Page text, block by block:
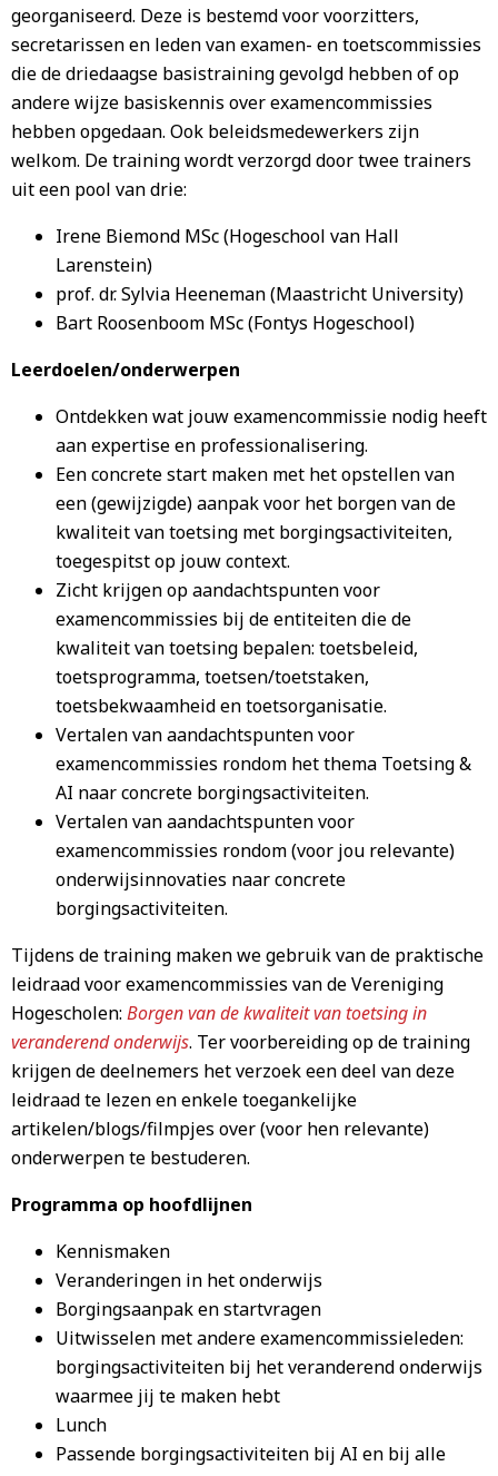
georganiseerd. Deze is bestemd voor voorzitters,
secretarissen en leden van examen- en toetscommissies
die de driedaagse basistraining gevolgd hebben of op
andere wijze basiskennis over examencommissies
hebben opgedaan. Ook beleidsmedewerkers zijn
welkom. De training wordt verzorgd door twee trainers
uit een pool van drie:
Irene Biemond MSc (Hogeschool van Hall
Larenstein)
prof. dr. Sylvia Heeneman (Maastricht University)
Bart Roosenboom MSc (Fontys Hogeschool)
Leerdoelen/onderwerpen
Ontdekken wat jouw examencommissie nodig heeft
aan expertise en professionalisering.
Een concrete start maken met het opstellen van
een (gewijzigde) aanpak voor het borgen van de
kwaliteit van toetsing met borgingsactiviteiten,
toegespitst op jouw context.
Zicht krijgen op aandachtspunten voor
examencommissies bij de entiteiten die de
kwaliteit van toetsing bepalen: toetsbeleid,
toetsprogramma, toetsen/toetstaken,
toetsbekwaamheid en toetsorganisatie.
Vertalen van aandachtspunten voor
examencommissies rondom het thema Toetsing &
AI naar concrete borgingsactiviteiten.
Vertalen van aandachtspunten voor
examencommissies rondom (voor jou relevante)
onderwijsinnovaties naar concrete
borgingsactiviteiten.
Tijdens de training maken we gebruik van de praktische
leidraad voor examencommissies van de Vereniging
Hogescholen: Borgen van de kwaliteit van toetsing in
veranderend onderwijs. Ter voorbereiding op de training
krijgen de deelnemers het verzoek een deel van deze
leidraad te lezen en enkele toegankelijke
artikelen/blogs/filmpjes over (voor hen relevante)
onderwerpen te bestuderen.
Programma op hoofdlijnen
Kennismaken
Veranderingen in het onderwijs
Borgingsaanpak en startvragen
Uitwisselen met andere examencommissieleden:
borgingsactiviteiten bij het veranderend onderwijs
waarmee jij te maken hebt
Lunch
Passende borgingsactiviteiten bij AI en bij alle